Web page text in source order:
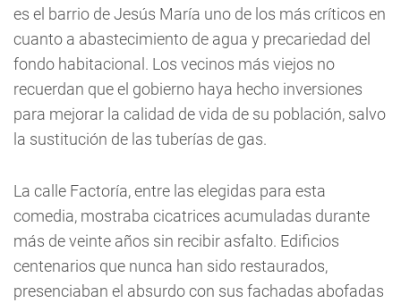
es el barrio de Jesús María uno de los más críticos en
cuanto a abastecimiento de agua y precariedad del
fondo habitacional. Los vecinos más viejos no
recuerdan que el gobierno haya hecho inversiones
para mejorar la calidad de vida de su población, salvo
la sustitución de las tuberías de gas.
La calle Factoría, entre las elegidas para esta
comedia, mostraba cicatrices acumuladas durante
más de veinte años sin recibir asfalto. Edificios
centenarios que nunca han sido restaurados,
presenciaban el absurdo con sus fachadas abofadas